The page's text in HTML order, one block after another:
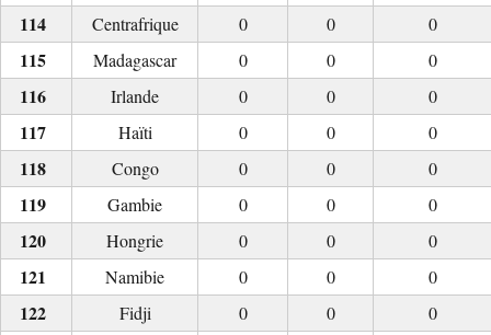
Centrafrique
0 0
0
Madagascar
0 0
0
Irlande
0 0
0
Haïti
0 0
0
Congo
0 0
0
Gambie
0 0
0
Hongrie
0 0
0
Namibie
0 0
0
Fidji
0 0
0